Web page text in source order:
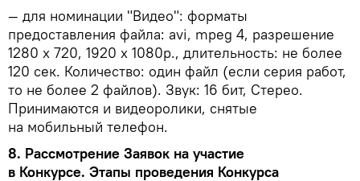
— для номинации "Видео": форматы
предоставления файла: avi, mpeg 4, разрешение
1280 x 720, 1920 х 1080p., длительность: не более
120 сек. Количество: один файл (если серия работ,
то не более 2 файлов). Звук: 16 бит, Стерео.
Принимаются и видеоролики, снятые
на мобильный телефон.
8. Рассмотрение Заявок на участие
в Конкурсе. Этапы проведения Конкурса